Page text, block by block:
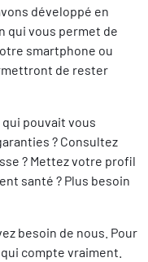
développé en
qui vous permet de
smartphone ou
de rester
qui pouvait vous
? Consultez
? Mettez votre profil
santé ? Plus besoin
besoin de nous. Pour
compte vraiment.